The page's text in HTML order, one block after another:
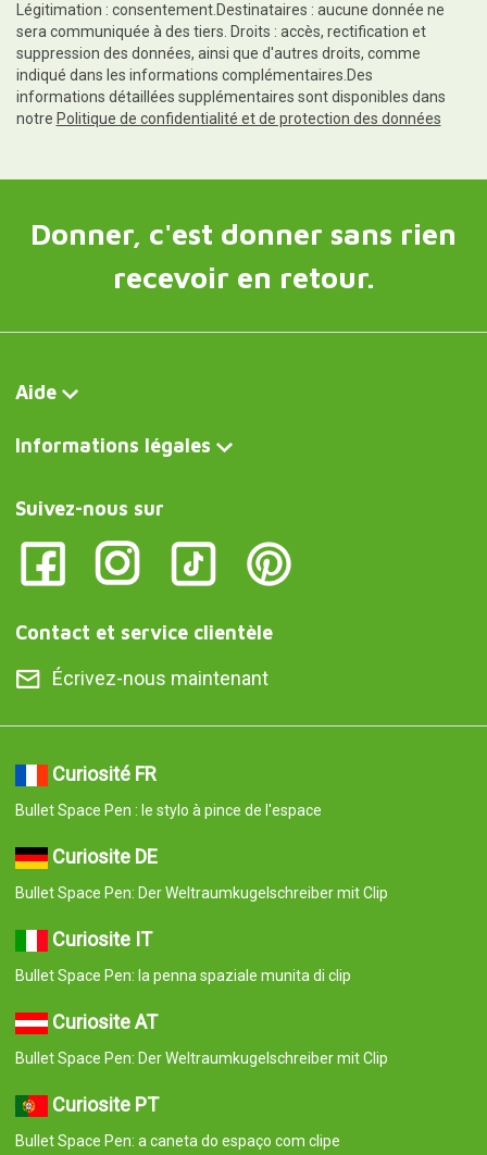
Légitimation : consentement.Destinataires : aucune donnée ne
sera communiquée à des tiers. Droits : accès, rectification et
suppression des données, ainsi que d'autres droits, comme
indiqué dans les informations complémentaires.Des
informations détaillées supplémentaires sont disponibles dans
notre Politique de confidentialité et de protection des données
Donner, c'est donner sans rien
recevoir en retour.
Aide
Informations légales
Suivez-nous sur
Contact et service clientèle
Écrivez-nous maintenant
Curiosité FR
Bullet Space Pen : le stylo à pince de l'espace
Curiosite DE
Bullet Space Pen: Der Weltraumkugelschreiber mit Clip
Curiosite IT
Bullet Space Pen: la penna spaziale munita di clip
Curiosite AT
Bullet Space Pen: Der Weltraumkugelschreiber mit Clip
Curiosite PT
Bullet Space Pen: a caneta do espaço com clipe